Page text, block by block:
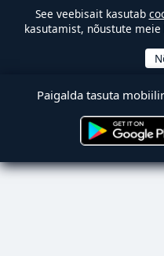
See veebisait kasutab
kasutamist, nõustute
Paigalda tasuta